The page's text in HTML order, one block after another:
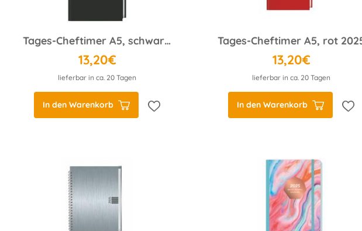
Tages-Cheftimer A5, schwarz 2025
13,20€
lieferbar in ca. 20 Tagen
In den Warenkorb
Tages-Cheftimer A5, rot
13,20€
lieferbar in ca. 20 Tagen
In den Warenkorb